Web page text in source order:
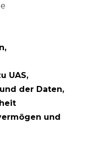
UAS,
der Daten,
und